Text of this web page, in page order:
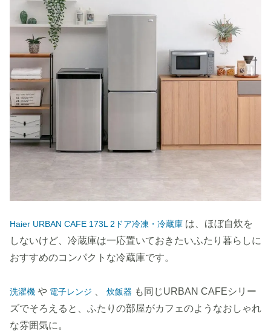
Haier URBAN CAFE 173L 2ドア冷凍・冷蔵庫 は、ほぼ自炊を
しないけど、冷蔵庫は一応置いておきたいふたり暮らしに
おすすめのコンパクトな冷蔵庫です。
洗濯機 や 電子レンジ 炊飯器 も同じURBAN CAFEシリー
ズでそろえると、ふたりの部屋がカフェのようなおしゃれ
な雰囲気に。